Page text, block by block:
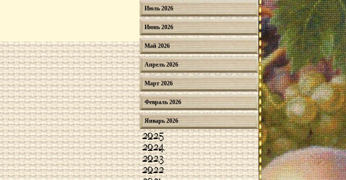
Июль 2026
Июнь 2026
Май 2026
Апрель 2026
Март 2026
Февраль 2026
Январь 2026
2025
2024
2023
2022